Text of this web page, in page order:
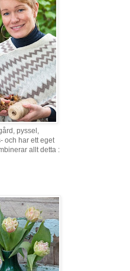
pyssel,
och har ett eget
allt detta :